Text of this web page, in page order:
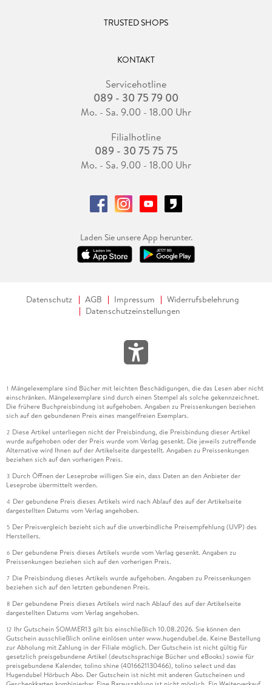
TRUSTED SHOPS
KONTAKT
Servicehotline
089 - 30 75 79 00
Mo. - Sa. 9.00 - 18.00 Uhr
Filialhotline
089 - 30 75 75 75
Mo. - Sa. 9.00 - 18.00 Uhr
Laden Sie unsere App herunter.
Datenschutz AGB Impressum
Widerrufsbelehrung
Datenschutzeinstellungen
1 Mängelexemplare sind Bücher mit leichten Beschädigungen, die das Lesen aber nicht
einschränken. Mängelexemplare sind durch einen Stempel als solche gekennzeichnet.
Die frühere Buchpreisbindung ist aufgehoben. Angaben zu Preissenkungen beziehen
sich auf den gebundenen Preis eines mangelfreien Exemplars.
2 Diese Artikel unterliegen nicht der Preisbindung, die Preisbindung dieser Artikel
wurde aufgehoben oder der Preis wurde vom Verlag gesenkt. Die jeweils zutreffende
Alternative wird Ihnen auf der Artikelseite dargestellt. Angaben zu Preissenkungen
beziehen sich auf den vorherigen Preis.
3 Durch Öffnen der Leseprobe willigen Sie ein, dass Daten an den Anbieter der
Leseprobe übermittelt werden.
4 Der gebundene Preis dieses Artikels wird nach Ablauf des auf der Artikelseite
dargestellten Datums vom Verlag angehoben.
5 Der Preisvergleich bezieht sich auf die unverbindliche Preisempfehlung (UVP) des
Herstellers.
6 Der gebundene Preis dieses Artikels wurde vom Verlag gesenkt. Angaben zu
Preissenkungen beziehen sich auf den vorherigen Preis.
7 Die Preisbindung dieses Artikels wurde aufgehoben. Angaben zu Preissenkungen
beziehen sich auf den letzten gebundenen Preis.
8 Der gebundene Preis dieses Artikels wird nach Ablauf des auf der Artikelseite
dargestellten Datums vom Verlag angehoben.
12 Ihr Gutschein SOMMER13 gilt bis einschließlich 10.08.2026. Sie können den
Gutschein ausschließlich online einlösen unter www.hugendubel.de. Keine Bestellung
zur Abholung mit Zahlung in der Filiale möglich. Der Gutschein ist nicht gültig für
gesetzlich preisgebundene Artikel (deutschsprachige Bücher und eBooks) sowie für
preisgebundene Kalender, tolino shine (4016621130466), tolino select und das
Hugendubel Hörbuch Abo. Der Gutschein ist nicht mit anderen Gutscheinen und